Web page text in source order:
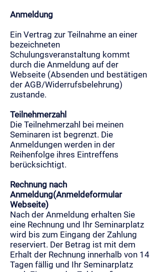
Anmeldung
Ein Vertrag zur Teilnahme an einer
bezeichneten
Schulungsveranstaltung kommt
durch die Anmeldung auf der
Webseite (Absenden und bestätigen
der AGB/Widerrufsbelehrung)
zustande.
Teilnehmerzahl
Die Teilnehmerzahl bei meinen
Seminaren ist begrenzt. Die
Anmeldungen werden in der
Reihenfolge ihres Eintreffens
berücksichtigt.
Rechnung nach
Anmeldung(Anmeldeformular
Webseite)
Nach der Anmeldung erhalten Sie
eine Rechnung und Ihr Seminarplatz
wird bis zum Eingang der Zahlung
reserviert. Der Betrag ist mit dem
Erhalt der Rechnung innerhalb von 14
Tagen fällig und Ihr Seminarplatz